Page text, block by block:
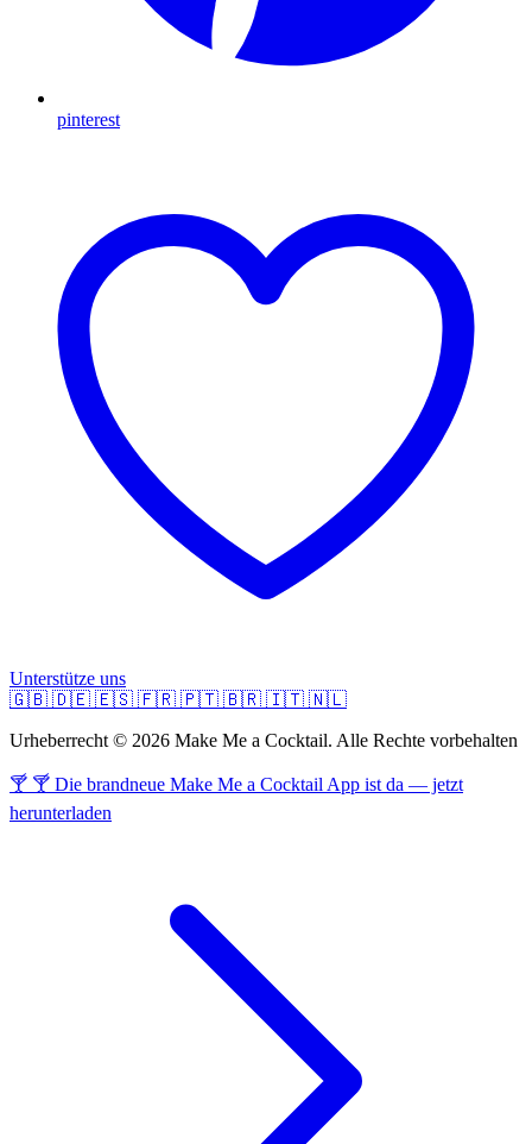
pinterest
Unterstütze uns
🇬🇧 🇩🇪 🇪🇸 🇫🇷 🇵🇹 🇧🇷 🇮🇹 🇳🇱
Urheberrecht © 2026 Make Me a Cocktail. Alle Rechte vorbehalten
🍸 🍸 Die brandneue Make Me a Cocktail App ist da — jetzt
herunterladen